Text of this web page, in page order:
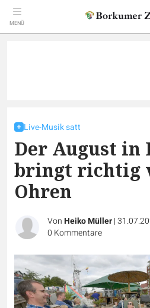
MENÜ
Live-Musik satt
Der August in
bringt richtig
Ohren
VonHeiko Müller|
0 Kommentare